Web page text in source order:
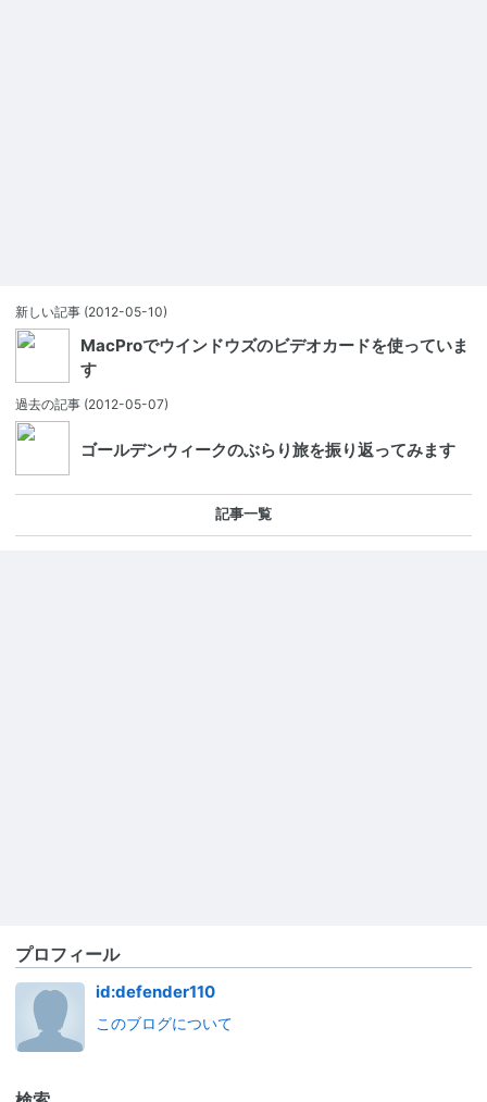
新しい記事 (2012-05-10)
MacProでウインドウズのビデオカードを使っていま
す
過去の記事 (2012-05-07)
ゴールデンウィークのぶらり旅を振り返ってみます
記事一覧
プロフィール
id:defender110
このブログについて